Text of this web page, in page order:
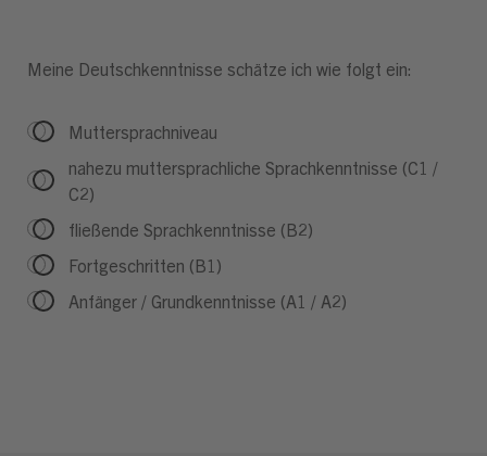
Meine Deutschkenntnisse schätze ich wie folgt ein:
Muttersprachniveau
nahezu muttersprachliche Sprachkenntnisse (C1 /
C2)
fließende Sprachkenntnisse (B2)
Fortgeschritten (B1)
Anfänger / Grundkenntnisse (A1 / A2)